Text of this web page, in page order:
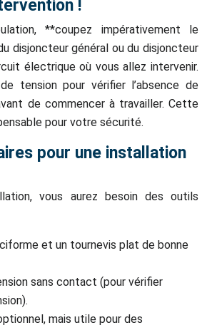
!
**coupez impérativement le
disjoncteur général ou du disjoncteur
électrique où vous allez intervenir.
tension pour vérifier l’absence de
de commencer à travailler. Cette
pour votre sécurité.
pour une installation
vous aurez besoin des outils
et un tournevis plat de bonne
sans contact (pour vérifier
mais utile pour des